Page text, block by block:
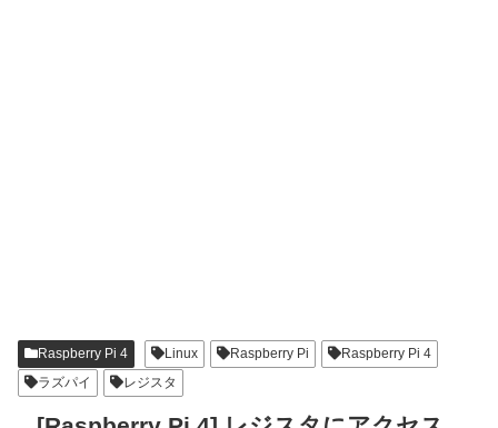
Raspberry Pi 4 Linux Raspberry Pi
Raspberry Pi 4
ラズパイ
レジスタ